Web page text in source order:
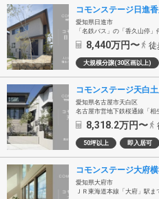
コモンステージ日進香
愛知県日進市
「名鉄バス」の「香久山停」
8,440万円〜 徒
大規模分譲(30区画以上)
コモンステージ天白土
愛知県名古屋市天白区
名古屋市営地下鉄桜通線「相
8,318.2万円〜
50坪以上 即入居可
コモンステージ大府横
愛知県大府市
ＪＲ東海道本線「大府」駅ま